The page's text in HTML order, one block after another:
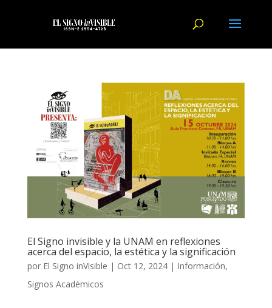
El Signo invisible y la UNAM en reflexiones
acerca del espacio, la estética y la significación
por El Signo inVisible | Oct 12, 2024| Información,
Signos Académicos